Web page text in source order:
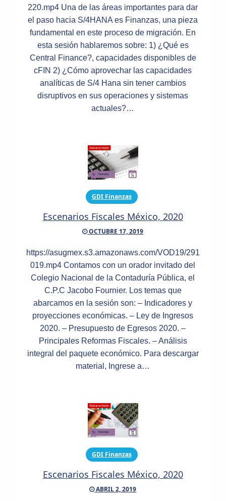
220.mp4 Una de las áreas importantes para dar
el paso hacia S/4HANA es Finanzas, una pieza
fundamental en este proceso de migración. En
esta sesión hablaremos sobre: 1) ¿Qué es
Central Finance?, capacidades disponibles de
cFIN 2) ¿Cómo aprovechar las capacidades
analíticas de S/4 Hana sin tener cambios
disruptivos en sus operaciones y sistemas
actuales?…
GDI Finanzas
Escenarios Fiscales México, 2020
OCTUBRE 17, 2019
https://asugmex.s3.amazonaws.com/VOD19/291
019.mp4 Contamos con un orador invitado del
Colegio Nacional de la Contaduría Pública, el
C.P.C Jacobo Fournier. Los temas que
abarcamos en la sesión son: – Indicadores y
proyecciones económicas. – Ley de Ingresos
2020. – Presupuesto de Egresos 2020. –
Principales Reformas Fiscales. – Análisis
integral del paquete económico. Para descargar
material, Ingrese a…
GDI Finanzas
Escenarios Fiscales México, 2020
ABRIL 2, 2019